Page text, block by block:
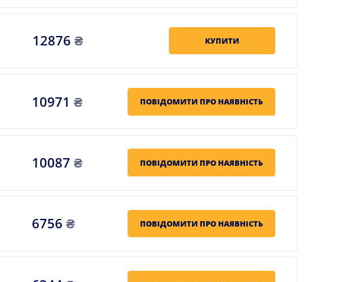
12876₴ КУПИТИ
10971 ₴ ПОВІДОМИТИ ПРО НАЯВНІСТЬ
10087 ₴ ПОВІДОМИТИ ПРО НАЯВНІСТЬ
6756 ₴ ПОВІДОМИТИ ПРО НАЯВНІСТЬ